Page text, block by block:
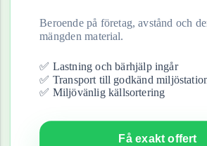
Beroende på företag, avstånd och
mängden material.
✅ Lastning och bärhjälp ingår
✅ Transport till godkänd
✅ Miljövänlig källsortering
Få exakt offert